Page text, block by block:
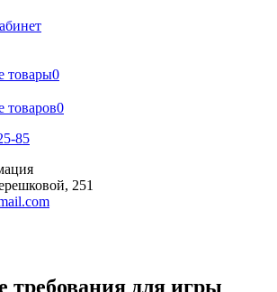
товары0
товаров0
85
251
требования для игры